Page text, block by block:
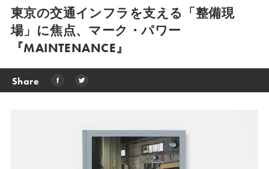
東京の交通インフラを支える「整備現
場」に焦点、 マーク・パワー
『MAINTENANCE』
Share